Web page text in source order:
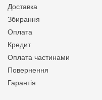
Доставка
Збирання
Оплата
Кредит
Оплата частинами
Повернення
Гарантія